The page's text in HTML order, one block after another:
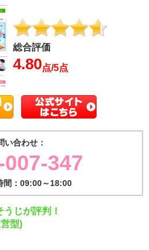
総合評価
4.80点/5点
い合わせ：
347
間：09:00～18:00
じが評判！
型)